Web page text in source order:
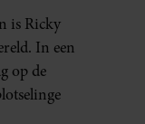
is Ricky
In een
op de